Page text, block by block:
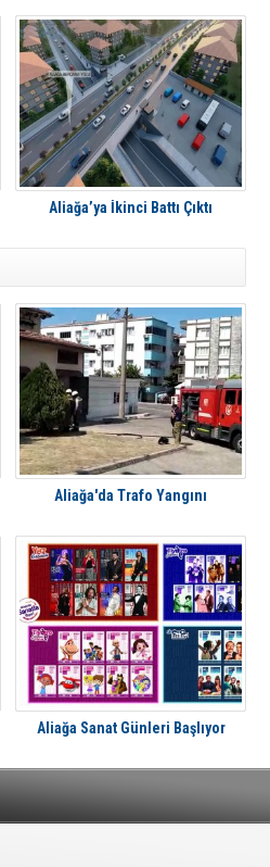
Aliağa’ya İkinci Battı Çıktı
Aliağa'da Trafo Yangını
Aliağa Sanat Günleri Başlıyor